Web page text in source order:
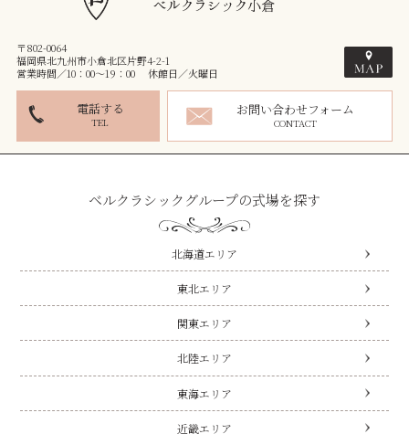
〒802-0064
福岡県北九州市小倉北区片野4-2-1
営業時間／10：00～19：00 休館日／火曜日
電話する
TEL
お問い合わせフォーム
CONTACT
ベルクラシックグループの式場を探す
北海道エリア
東北エリア
関東エリア
北陸エリア
東海エリア
近畿エリア